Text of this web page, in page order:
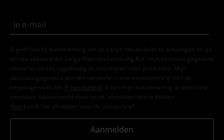
Ik geef hierbij toestemming om de Large-nieuwsbrief te ontvangen en ga
ermee akkoord dat Large Popmerchandising B.V. mijn persoonsgegevens
verwerkt om mij regelmatig te informeren over producten. Mijn
persoonsgegevens worden verwerkt in overeenstemming met de
bepalingen van het
Privacybeleid . Ik kan mijn toestemming te allen tijde
intrekken, bijvoorbeeld door op de ‘afmelden’-link te klikken.
Hier kan ik me afmelden voor de nieuwsbrief.
Aanmelden